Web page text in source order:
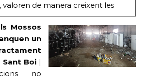
valoren de manera creixent les
Mossos
un
Sant Boi|
no